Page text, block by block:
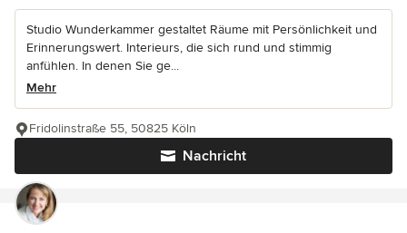
Studio Wunderkammer gestaltet Räume mit Persönlichkeit und
Erinnerungswert. Interieurs, die sich rund und stimmig
anfühlen. In denen Sie ge...
Mehr
Nachricht
Fridolinstraße 55, 50825 Köln